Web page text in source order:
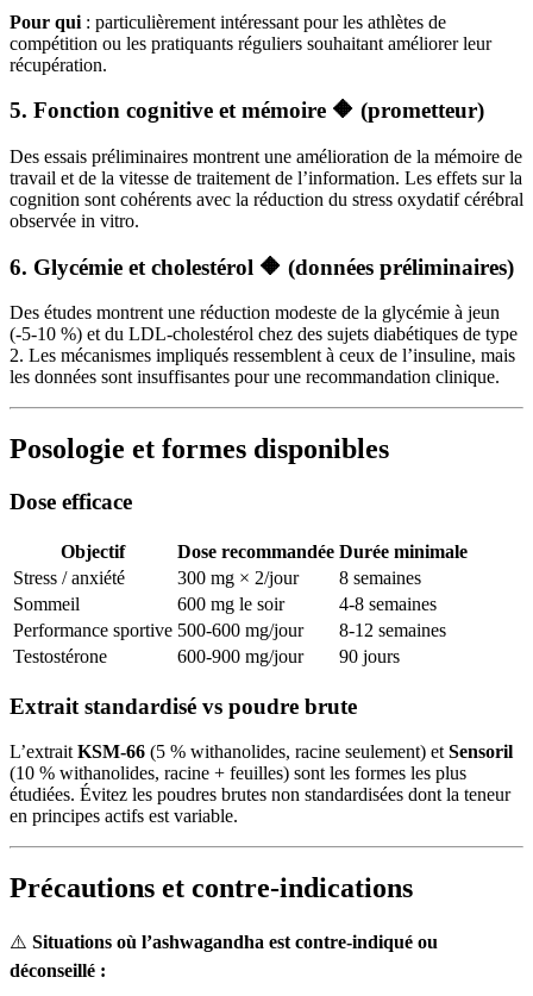
Pour qui : particulièrement intéressant pour les athlètes de
compétition ou les pratiquants réguliers souhaitant améliorer leur
récupération.
5. Fonction cognitive et mémoire 🔶 (prometteur)
Des essais préliminaires montrent une amélioration de la mémoire de
travail et de la vitesse de traitement de l’information. Les effets sur la
cognition sont cohérents avec la réduction du stress oxydatif cérébral
observée in vitro.
6. Glycémie et cholestérol 🔶 (données préliminaires)
Des études montrent une réduction modeste de la glycémie à jeun
(-5-10 %) et du LDL-cholestérol chez des sujets diabétiques de type
2. Les mécanismes impliqués ressemblent à ceux de l’insuline, mais
les données sont insuffisantes pour une recommandation clinique.
Posologie et formes disponibles
Dose efficace
Objectif Dose recommandée Durée minimale
Stress / anxiété
300 mg × 2/jour
8 semaines
Sommeil
600 mg le soir
4-8 semaines
Performance sportive 500-600 mg/jour
8-12 semaines
Testostérone
600-900 mg/jour 90 jours
Extrait standardisé vs poudre brute
L’extrait KSM-66 (5 % withanolides, racine seulement) et Sensoril
(10 % withanolides, racine + feuilles) sont les formes les plus
étudiées. Évitez les poudres brutes non standardisées dont la teneur
en principes actifs est variable.
Précautions et contre-indications
⚠️ Situations où l’ashwagandha est contre-indiqué ou
déconseillé :